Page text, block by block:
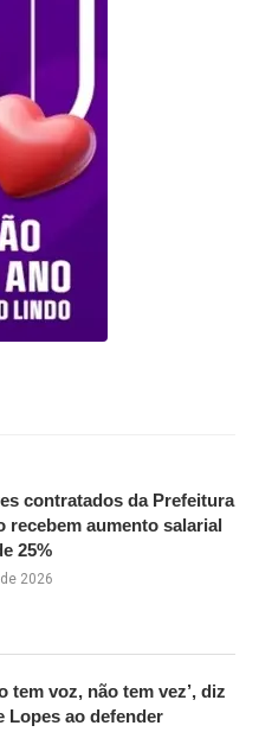
contratados da Prefeitura
recebem aumento salarial
25%
2026
tem voz, não tem vez’, diz
Lopes ao defender